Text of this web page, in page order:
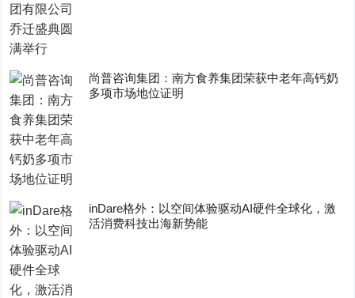
尚普咨询集团：南方食养集团荣获中老年高钙奶
多项市场地位证明
inDare格外：以空间体验驱动AI硬件全球化，激
活消费科技出海新势能